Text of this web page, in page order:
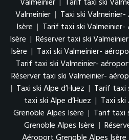
Valmeinier | Tarif taxi ski
Valmeinier | Taxi ski
Isère | Tarif taxi ski
Isère | Réserver taxi ski
Isère | Taxi ski Valmeinier-
Tarif taxi ski Valmeinier-
Réserver taxi ski Valmeinier-
| Taxi ski Alpe d’Huez | Tarif taxi
taxi ski Alpe d’Huez | Taxi
Grenoble Alpes Isère | Tarif taxi
Grenoble Alpes Isère |